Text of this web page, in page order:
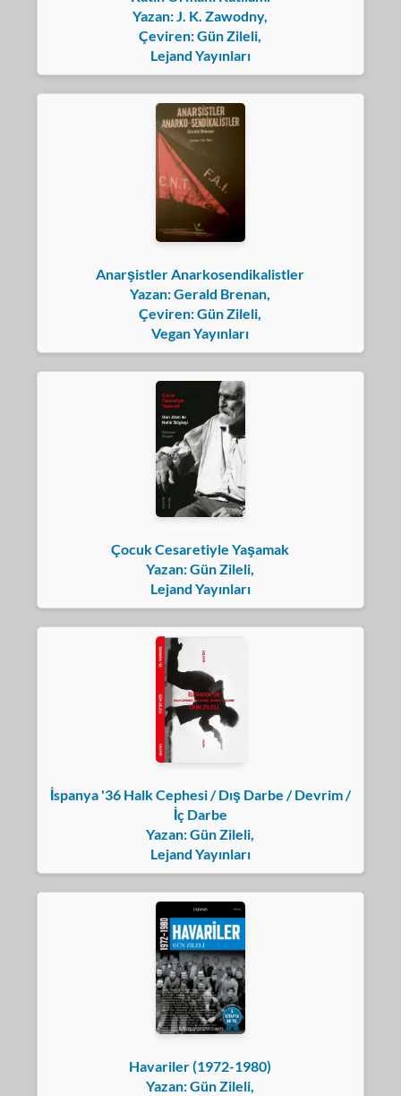
Yazan: J. K. Zawodny,
Çeviren: Gün Zileli,
Lejand Yayınları
Anarşistler Anarkosendikalistler
Yazan: Gerald Brenan,
Çeviren: Gün Zileli,
Vegan Yayınları
Çocuk Cesaretiyle Yaşamak
Yazan: Gün Zileli,
Lejand Yayınları
İspanya '36 Halk Cephesi / Dış Darbe / Devrim /
İç Darbe
Yazan: Gün Zileli,
Lejand Yayınları
Havariler (1972-1980)
Yazan: Gün Zileli,